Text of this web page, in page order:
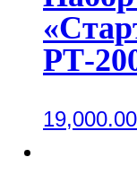
РТ-
19,000.00